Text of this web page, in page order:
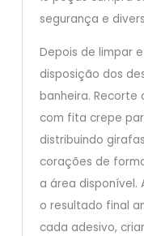
segurança e
Depois de limpar
disposição dos
banheira. Recorte
com fita crepe
distribuindo
corações de
a área disponível.
o resultado final
cada adesivo,